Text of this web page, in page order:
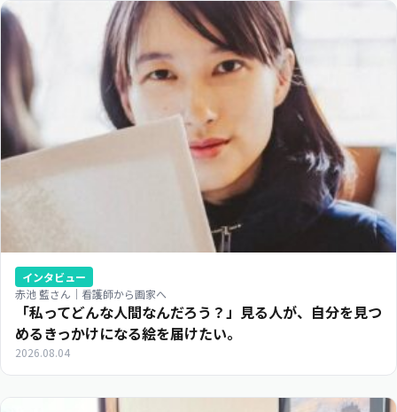
インタビュー
赤池 藍さん｜看護師から画家へ
「私ってどんな人間なんだろう？」見る人が、自分を見つ
めるきっかけになる絵を届けたい。
2026.08.04